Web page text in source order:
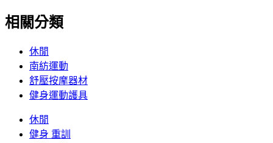
相關分類
休閒
南紡運動
舒壓按摩器材
健身運動護具
休閒
健身 重訓